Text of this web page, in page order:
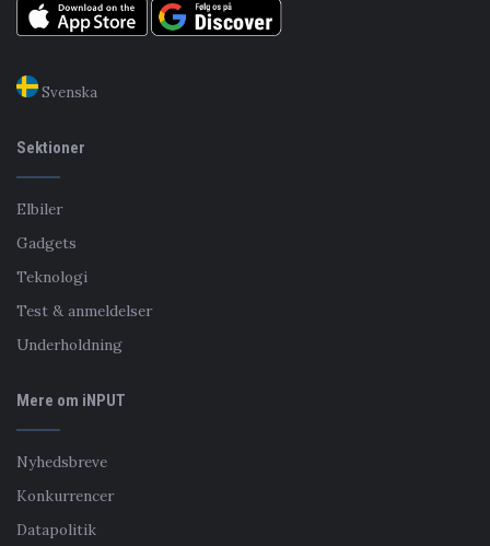
Svenska
Sektioner
Elbiler
Gadgets
Teknologi
Test & anmeldelser
Underholdning
Mere om iNPUT
Nyhedsbreve
Konkurrencer
Datapolitik